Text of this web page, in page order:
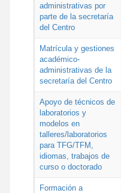
administrativas por
parte de la secretaría
del Centro
Matrícula y gestiones
académico-
administrativas de la
secretaría del Centro
Apoyo de técnicos de
laboratorios y
modelos en
talleres/laboratorios
para TFG/TFM,
idiomas, trabajos de
curso o doctorado
Formación a